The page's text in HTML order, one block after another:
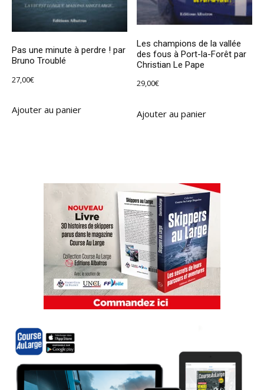
Pas une minute à perdre ! par
Bruno Troublé
27,00€
Ajouter au panier
Les champions de la vallée
des fous à Port-la-Forêt par
Christian Le Pape
29,00€
Ajouter au panier